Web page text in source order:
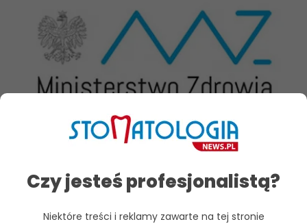
Czy jesteś profesjonalistą?
Niektóre treści i reklamy zawarte na tej stronie
Trwają prace nad przetargiem dot.
dentobusów
W Ministerstwie Zdrowia trwają intensywne prace dotyczące